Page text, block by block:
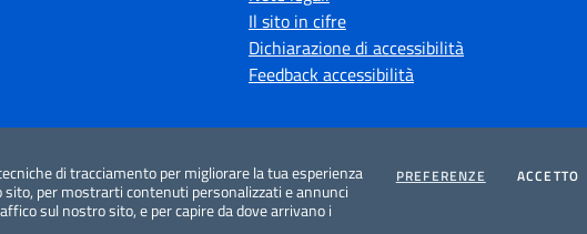
di tracciamento per migliorare la tua esperienza
per mostrarti contenuti personalizzati e annunci
sul nostro sito, e per capire da dove arrivano i
PREFERENZE COOKIES
ACCETTO
Il sito in cifre
Dichiarazione di accessibilità
Feedback accessibilità